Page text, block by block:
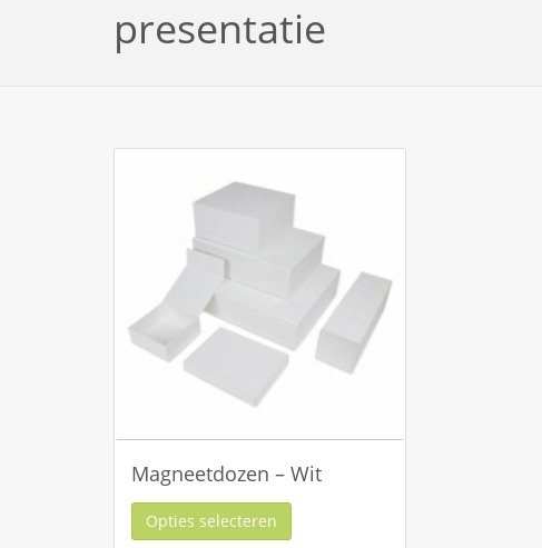
presentatie
Magneetdozen – Wit
Opties selecteren